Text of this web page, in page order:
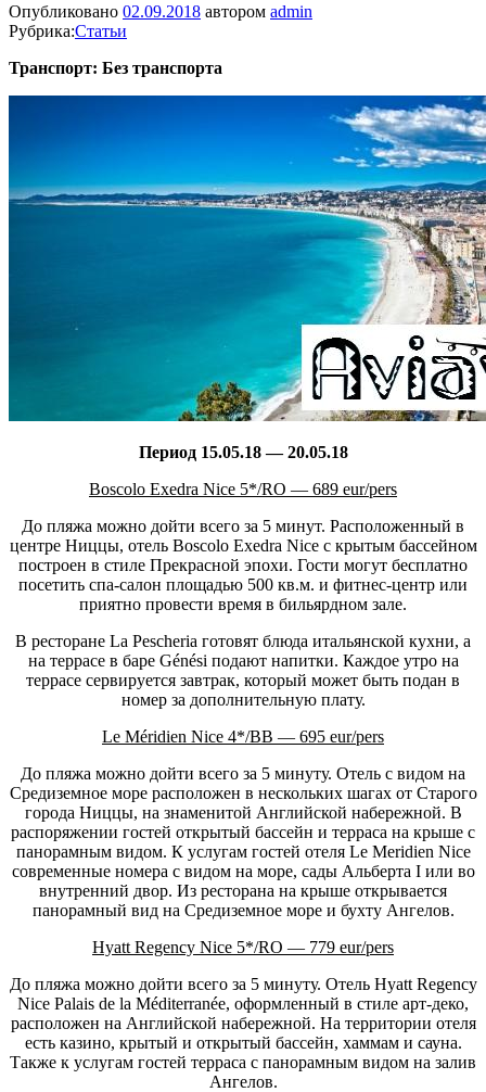
Опубликовано 02.09.2018 автором admin
Рубрика:Статьи
Транспорт: Без транспорта
Период 15.05.18 — 20.05.18
Boscolo Exedra Nice 5*/RO — 689 eur/pers
До пляжа можно дойти всего за 5 минут. Расположенный в
центре Ниццы, отель Boscolo Exedra Nice с крытым бассейном
построен в стиле Прекрасной эпохи. Гости могут бесплатно
посетить спа-салон площадью 500 кв.м. и фитнес-центр или
приятно провести время в бильярдном зале.
В ресторане La Pescheria готовят блюда итальянской кухни, а
на террасе в баре Génési подают напитки. Каждое утро на
террасе сервируется завтрак, который может быть подан в
номер за дополнительную плату.
Le Méridien Nice 4*/BB — 695 eur/pers
До пляжа можно дойти всего за 5 минуту. Отель с видом на
Средиземное море расположен в нескольких шагах от Старого
города Ниццы, на знаменитой Английской набережной. В
распоряжении гостей открытый бассейн и терраса на крыше с
панорамным видом. К услугам гостей отеля Le Meridien Nice
современные номера с видом на море, сады Альберта I или во
внутренний двор. Из ресторана на крыше открывается
панорамный вид на Средиземное море и бухту Ангелов.
Hyatt Regency Nice 5*/RO — 779 eur/pers
До пляжа можно дойти всего за 5 минуту. Отель Hyatt Regency
Nice Palais de la Méditerranée, оформленный в стиле арт-деко,
расположен на Английской набережной. На территории отеля
есть казино, крытый и открытый бассейн, хаммам и сауна.
Также к услугам гостей терраса с панорамным видом на залив
Ангелов.